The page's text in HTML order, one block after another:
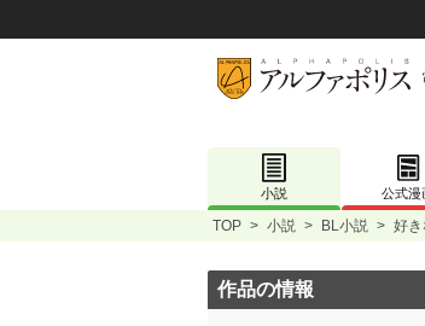
小説 公式漫
TOP > 小説 > BL小説 > 好
作品の情報